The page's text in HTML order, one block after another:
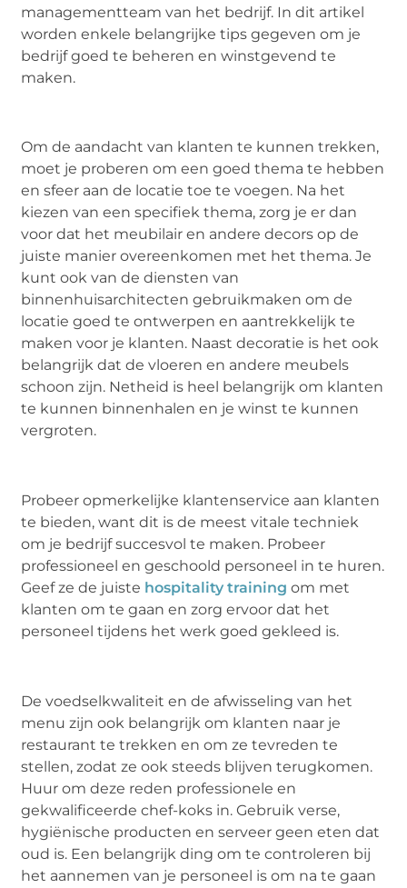
managementteam van het bedrijf. In dit artikel
worden enkele belangrijke tips gegeven om je
bedrijf goed te beheren en winstgevend te
maken.
Om de aandacht van klanten te kunnen trekken,
moet je proberen om een goed thema te hebben
en sfeer aan de locatie toe te voegen. Na het
kiezen van een specifiek thema, zorg je er dan
voor dat het meubilair en andere decors op de
juiste manier overeenkomen met het thema. Je
kunt ook van de diensten van
binnenhuisarchitecten gebruikmaken om de
locatie goed te ontwerpen en aantrekkelijk te
maken voor je klanten. Naast decoratie is het ook
belangrijk dat de vloeren en andere meubels
schoon zijn. Netheid is heel belangrijk om klanten
te kunnen binnenhalen en je winst te kunnen
vergroten.
Probeer opmerkelijke klantenservice aan klanten
te bieden, want dit is de meest vitale techniek
om je bedrijf succesvol te maken. Probeer
professioneel en geschoold personeel in te huren.
Geef ze de juiste hospitality training om met
klanten om te gaan en zorg ervoor dat het
personeel tijdens het werk goed gekleed is.
De voedselkwaliteit en de afwisseling van het
menu zijn ook belangrijk om klanten naar je
restaurant te trekken en om ze tevreden te
stellen, zodat ze ook steeds blijven terugkomen.
Huur om deze reden professionele en
gekwalificeerde chef-koks in. Gebruik verse,
hygiënische producten en serveer geen eten dat
oud is. Een belangrijk ding om te controleren bij
het aannemen van je personeel is om na te gaan